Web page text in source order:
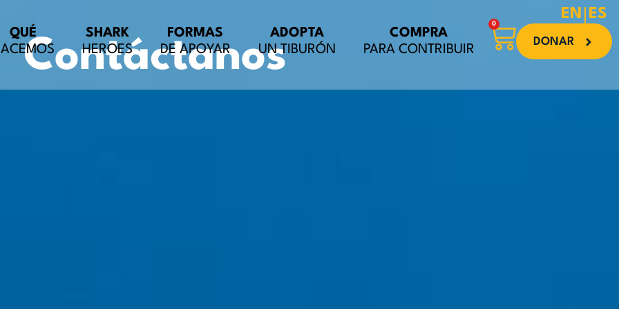
EN ES
QUÉ
SHARK
HEROES
FORMAS
DE APOYAR
ADOPTA
UN TIBURÓN
COMPRA
PARA CONTRIBUIR
0
Carrito
DONAR
Contáctanos